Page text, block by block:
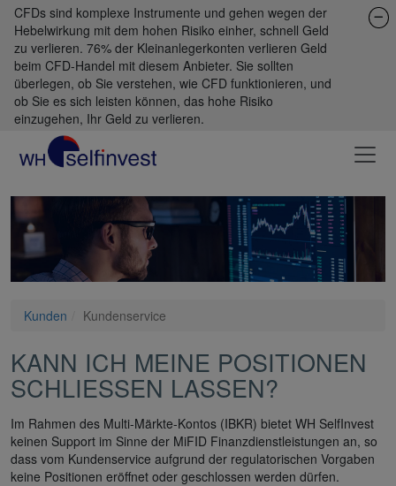
CFDs sind komplexe Instrumente und gehen wegen der
Hebelwirkung mit dem hohen Risiko einher, schnell Geld
zu verlieren. 76% der Kleinanlegerkonten verlieren Geld
beim CFD-Handel mit diesem Anbieter. Sie sollten
überlegen, ob Sie verstehen, wie CFD funktionieren, und
ob Sie es sich leisten können, das hohe Risiko
einzugehen, Ihr Geld zu verlieren.
Kunden Kundenservice
KANN ICH MEINE POSITIONEN
SCHLIESSEN LASSEN?
Im Rahmen des Multi-Märkte-Kontos (IBKR) bietet WH SelfInvest
keinen Support im Sinne der MiFID Finanzdienstleistungen an, so
dass vom Kundenservice aufgrund der regulatorischen Vorgaben
keine Positionen eröffnet oder geschlossen werden dürfen.